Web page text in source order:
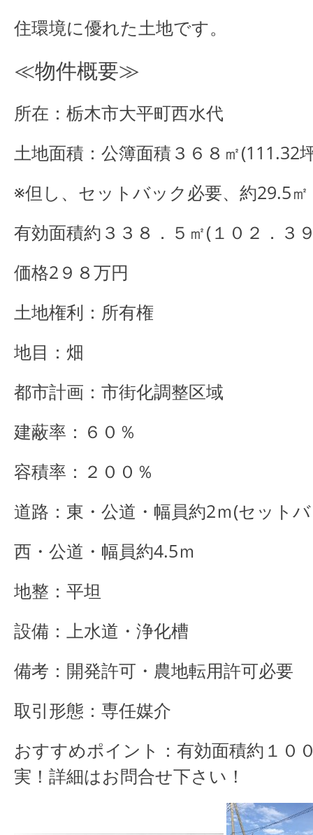
住環境に優れた土地です。
≪物件概要≫
所在：栃木市大平町西水代
土地面積：公簿面積３６８㎡(111.32
※但し、セットバック必要、約29.5㎡
有効面積約３３８．５㎡(１０２．３
価格2９８万円
土地権利：所有権
地目：畑
都市計画：市街化調整区域
建蔽率：６０％
容積率：２００％
道路：東・公道・幅員約2ｍ(セット
西・公道・幅員約4.5ｍ
地整：平坦
設備：上水道・浄化槽
備考：開発許可・農地転用許可必要
取引形態：専任媒介
おすすめポイント：有効面積約１０
実！詳細はお問合せ下さい！